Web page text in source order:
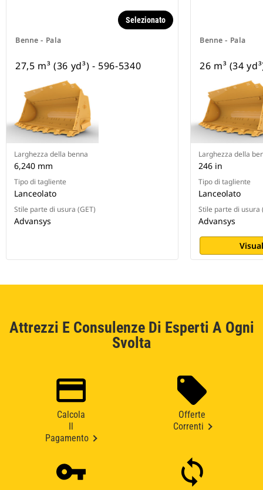
Benne - Pala
Selezionato
27,5 m³ (36 yd³) - 596-5340
Larghezza della benna
6,240 mm
Tipo di tagliente
Lanceolato
Stile parte di usura (GET)
Advansys
Benne - Pala
26 m³ (34
Larghezza della
246 in
Tipo di tagliente
Lanceolato
Stile parte di usura
Advansys
Attrezzi E Consulenze Di Esperti A Ogni
Svolta
Calcola
Pagamento
Offerte
Correnti